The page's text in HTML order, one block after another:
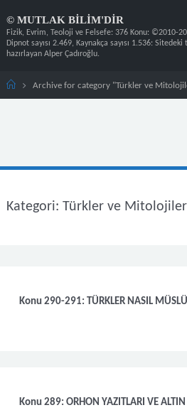
to
content
© MUTLAK BILIM'DIR
HomeArchive for category "Türkler ve
Kategori: Türkler ve
Konu 290-291: TÜRKLER NASIL
Konu 289: ORHON YAZITLARI VE ALTIN